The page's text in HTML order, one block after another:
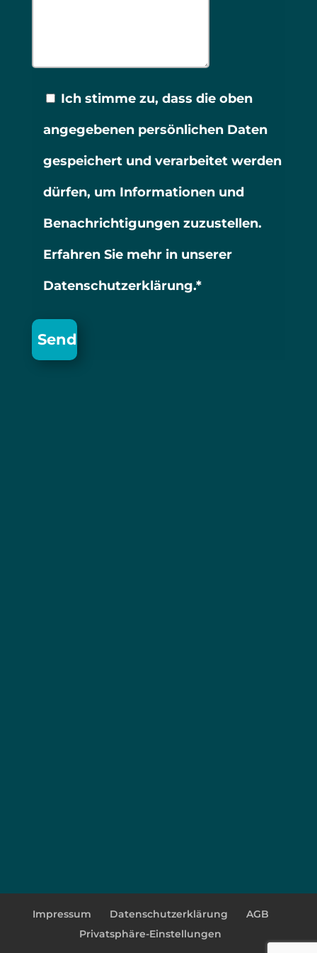
Ich stimme zu, dass die oben
angegebenen persönlichen Daten
gespeichert und verarbeitet werden
dürfen, um Informationen und
Benachrichtigungen zuzustellen.
Erfahren Sie mehr in unserer
Datenschutzerklärung.*
Impressum Datenschutzerklärung
AGB
Privatsphäre-Einstellungen